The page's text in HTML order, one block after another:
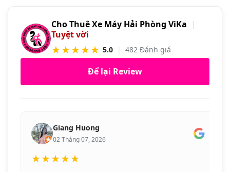
Cho Thuê Xe Máy Hải Phòng ViKa |
Tuyệt vời
★★★★★ 5.0 | 482 Đánh giá
Để lại Review
Giang Huong
02 Tháng 07, 2026
★★★★★